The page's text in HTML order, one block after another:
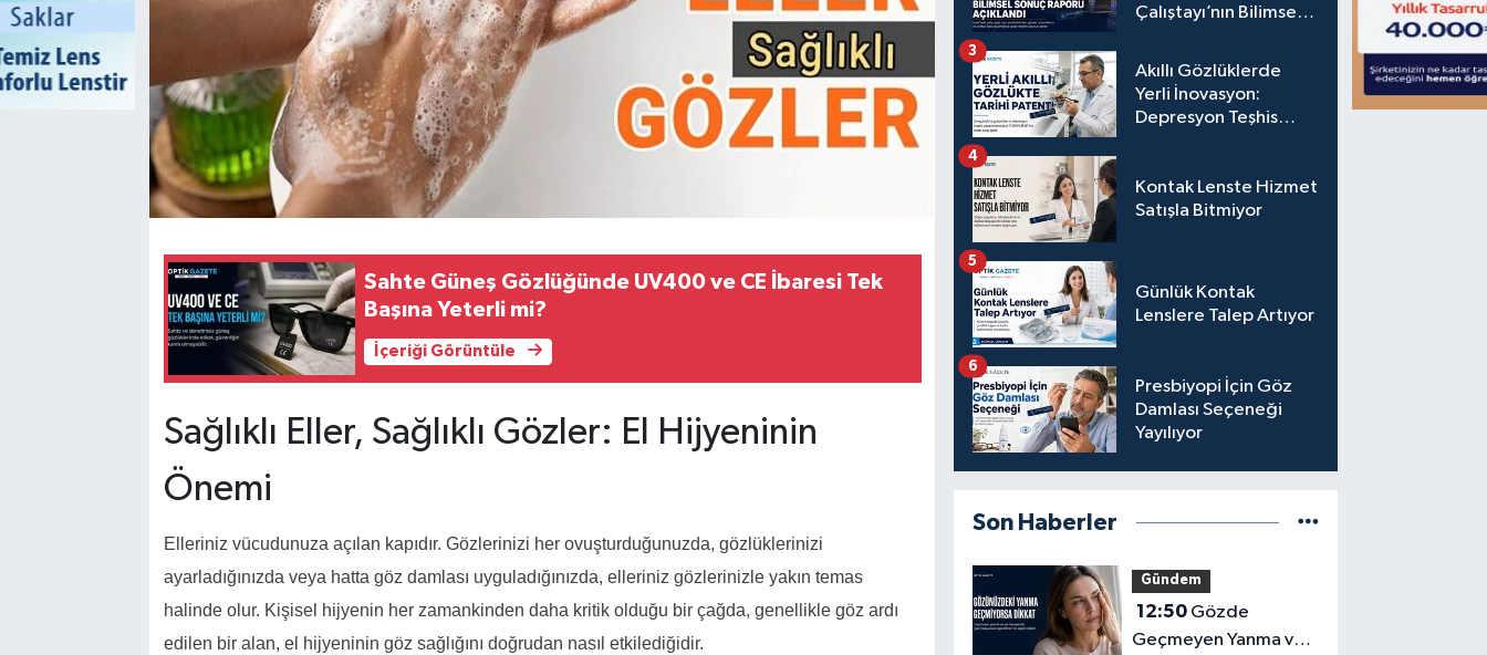
Sahte Güneş Gözlüğünde UV400 ve CE İbaresi Tek
Başına Yeterli mi?
İçeriği Görüntüle
Sağlıklı Eller, Sağlıklı Gözler: El Hijyeninin
Önemi
Elleriniz vücudunuza açılan kapıdır. Gözlerinizi her ovuşturduğunuzda, gözlüklerinizi
ayarladığınızda veya hatta göz damlası uyguladığınızda, elleriniz gözlerinizle yakın temas
halinde olur. Kişisel hijyenin her zamankinden daha kritik olduğu bir çağda, genellikle göz ardı
edilen bir alan, el hijyeninin göz sağlığını doğrudan nasıl etkilediğidir.
Çalıştayı’nın Bilimsel
Akıllı Gözlüklerde
Yerli İnovasyon:
Depresyon Teşhis
3
Kontak Lenste Hizmet
Satışla Bitmiyor
4
Günlük Kontak
Lenslere Talep Artıyor
5
Presbiyopi İçin Göz
Damlası Seçeneği
Yayılıyor
6
Son Haberler
Gündem
12:50
Geçmeyen Yanma ve